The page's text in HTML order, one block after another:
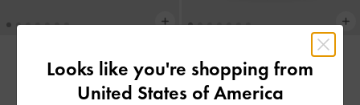
Top Zip Small Wallet- Hafer Keely Top Zip Small Wallet
Dunkelbraun
Looks like you're shopping from
United States of America